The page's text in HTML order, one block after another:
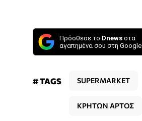
Πρόσθεσε το Dnews στα
αγαπημένα σου στη Google
# TAGS SUPERMARKET
ΚΡΗΤΩΝ ΑΡΤΟΣ